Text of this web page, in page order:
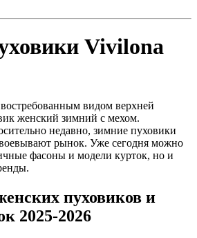
Vivilona
видом верхней
женский зимний с мехом.
недавно, зимние пуховики
рынок. Уже сегодня можно
фасоны и модели курток, но и
пуховиков и
2025-2026